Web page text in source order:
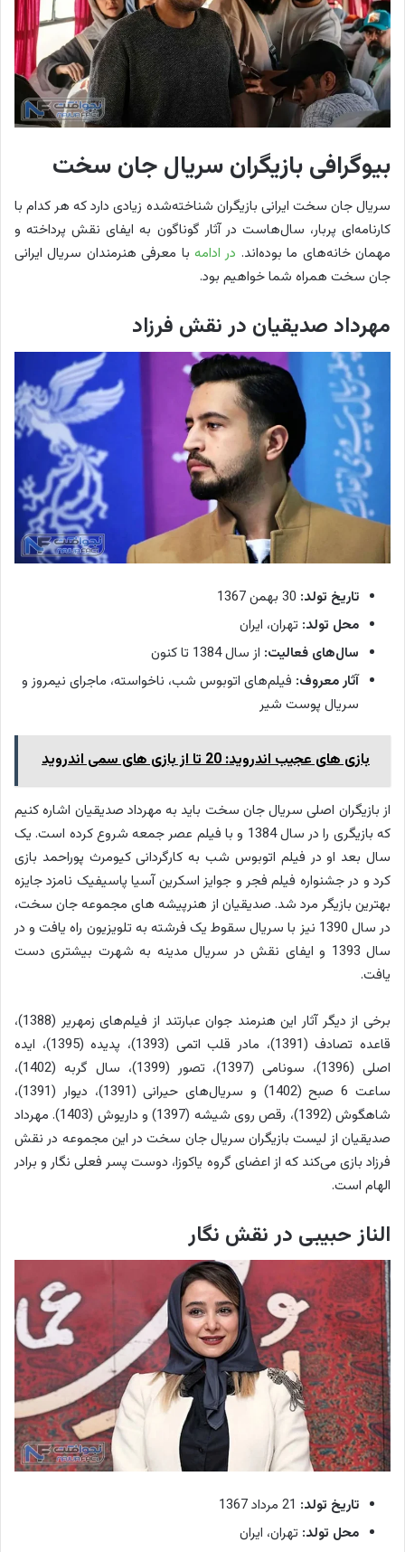
بیوگرافی بازیگران سریال جان سخت
سریال جان سخت ایرانی بازیگران شناخته‌شده زیادی دارد که هر کدام با
کارنامه‌ای پربار، سال‌هاست در آثار گوناگون به ایفای نقش پرداخته و
مهمان خانه‌های ما بوده‌اند. در ادامه با معرفی هنرمندان سریال ایرانی
جان سخت همراه شما خواهیم بود.
مهرداد صدیقیان در نقش فرزاد
تاریخ تولد:
محل تولد: تهران، ایران
سال‌های فعالیت: از سال 1384 تا کنون
آثار معروف: فیلم‌های اتوبوس شب، ناخواسته، ماجرای نیمروز و
سریال پوست شیر
بازی های عجیب اندروید: 20 تا از بازی های سمی اندروید
از بازیگران اصلی سریال جان سخت باید به مهرداد صدیقیان اشاره کنیم
که بازیگری را در سال 1384 و با فیلم عصر جمعه شروع کرده است. یک
سال بعد او در فیلم اتوبوس شب به کارگردانی کیومرث پوراحمد بازی
کرد و در جشنواره فیلم فجر و جوایز اسکرین آسیا پاسیفیک نامزد جایزه
بهترین بازیگر مرد شد. صدیقیان از هنرپیشه های مجموعه جان سخت،
در سال 1390 نیز با سریال سقوط یک فرشته به تلویزیون راه یافت و در
سال 1393 و ایفای نقش در سریال مدینه به شهرت بیشتری دست
یافت.
برخی از دیگر آثار این هنرمند جوان عبارتند از فیلم‌های زمهریر (1388)،
قاعده تصادف (1391)، مادر قلب اتمی (1393)، پدیده (1395)، ایده
اصلی (1396)، سونامی (1397)، تصور (1399)، سال گربه (1402)،
ساعت 6 صبح (1402) و سریال‌های حیرانی (1391)، دیوار (1391)،
شاهگوش (1392)، رقص روی شیشه (1397) و داریوش (1403). مهرداد
صدیقیان از لیست بازیگران سریال جان سخت در این مجموعه در نقش
فرزاد بازی می‌کند که از اعضای گروه یاکوزا، دوست پسر فعلی نگار و برادر
الهام است.
الناز حبیبی در نقش نگار
تاریخ تولد:
محل تولد: تهران، ایران